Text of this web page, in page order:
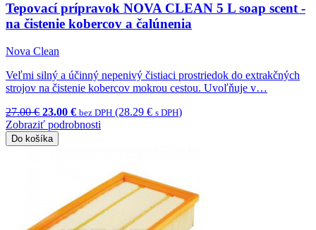
Tepovací prípravok NOVA CLEAN 5 L soap scent -
na čistenie kobercov a čalúnenia
Nova Clean
Veľmi silný a účinný nepenivý čistiaci prostriedok do extrakčných
strojov na čistenie kobercov mokrou cestou. Uvoľňuje v…
27.00 € 23.00 € bez DPH (28.29 € s DPH)
Zobraziť podrobnosti
Do košíka